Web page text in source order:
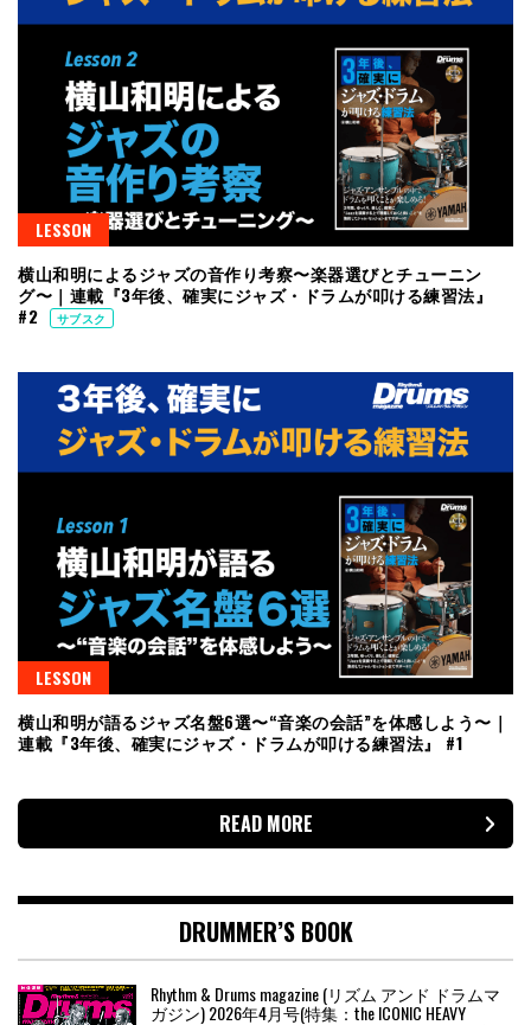
LESSON
横山和明によるジャズの音作り考察〜楽器選びとチューニン
グ〜｜連載『3年後、確実にジャズ・ドラムが叩ける練習法』
#2
サブスク
LESSON
横山和明が語るジャズ名盤6選〜“音楽の会話”を体感しよう〜｜
連載『3年後、確実にジャズ・ドラムが叩ける練習法』 #1
READ MORE
DRUMMER’S BOOK
Rhythm & Drums magazine (リズム アンド ドラムマ
ガジン) 2026年4月号(特集：the ICONIC HEAVY